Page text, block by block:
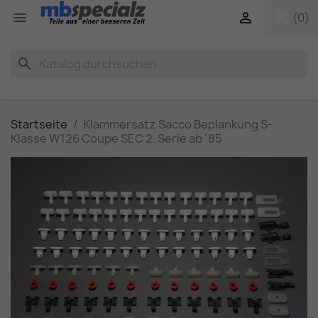
 (0)

search
Startseite
Klammersatz Sacco Beplankung S-
Klasse W126 Coupe SEC 2. Serie ab ´85